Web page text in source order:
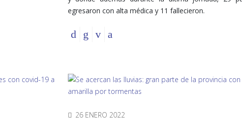
egresaron con alta médica y 11 fallecieron.
26 ENERO 2022